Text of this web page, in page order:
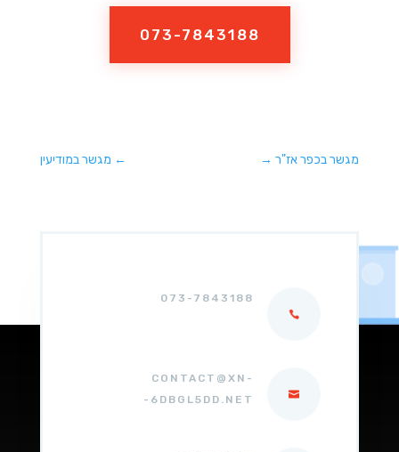
073-7843188
← מגשר במודיעין מגשר בכפר אז"ר→
073-7843188
CONTACT@XN-
-6DBGL5DD.NET